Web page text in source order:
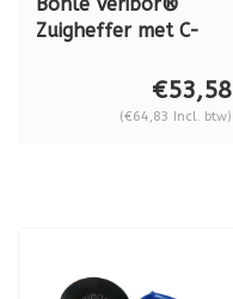
Zuigheffer met C-
trekker, BO 602.51
€53,58
(€64,83 Incl. btw)